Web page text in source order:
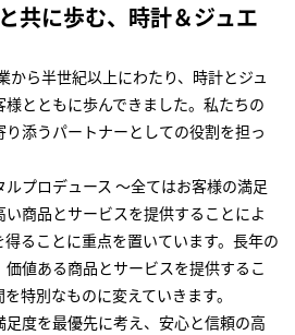
共に歩む、時計＆ジュエ
から半世紀以上にわたり、時計とジュ
とともに歩んできました。私たちの
添うパートナーとしての役割を担っ
プロデュース ～全てはお客様の満足
商品とサービスを提供することによ
ることに重点を置いています。長年の
値ある商品とサービスを提供するこ
特別なものに変えていきます。
度を最優先に考え、安心と信頼の高